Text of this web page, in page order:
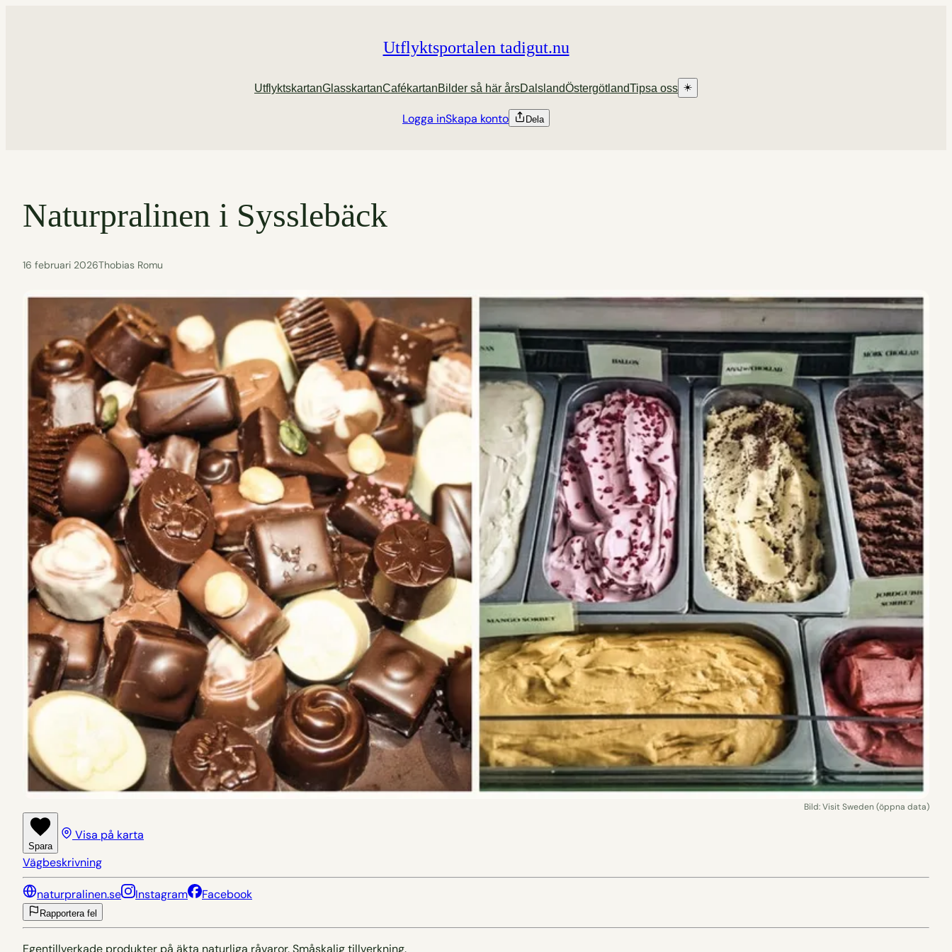
Utflyktsportalen tadigut.nu
UtflyktskartanGlasskartanCafékartanBilder så här årsDalslandÖstergötlandTipsa oss ☀️
Logga inSkapa konto Dela
Naturpralinen i Sysslebäck
16 februari 2026Thobias Romu
Bild: Visit Sweden (öppna data)
Spara
Visa på karta
Vägbeskrivning
naturpralinen.se Instagram Facebook
Rapportera fel
Egentillverkade produkter på äkta naturliga råvaror. Småskalig tillverkning.